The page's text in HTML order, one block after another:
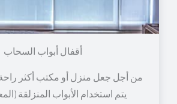
أقفال أبواب السحاب
من أجل جعل منزل أو مكتب أكثر راحة
يتم استخدام الأبواب المنزلقة